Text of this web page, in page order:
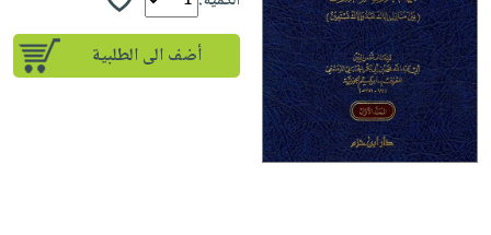
إختياراتنا
كتب
أكاديمية
صندوق
القراءة
iKitab
بلا
حدود
أسئلة
يتكرر
أسئلة
يتكرر
طرحها
تحميل
masmu3
على
المواضيع
الأكثر
مبيعاً
وسائل
تعليمية
تعليمية
الصحة
والعناية
الشخصية
جديد
أضف الى الطلبية